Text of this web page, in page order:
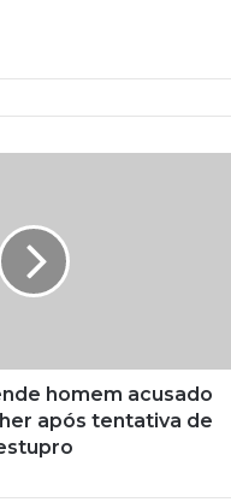
homem acusado
após tentativa de